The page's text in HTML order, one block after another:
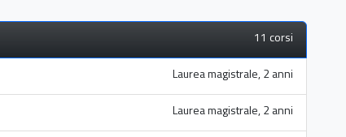
11 corsi
Laurea magistrale, 2 anni
Laurea magistrale, 2 anni